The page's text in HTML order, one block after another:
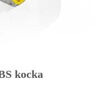
kocka